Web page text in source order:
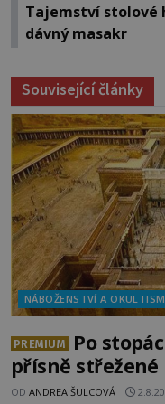
Tajemství stolové
dávný masakr
Související články
NÁBOŽENSTVÍ A
PREMIUM
Po
přísně
OD ANDREA ŠULCOVÁ